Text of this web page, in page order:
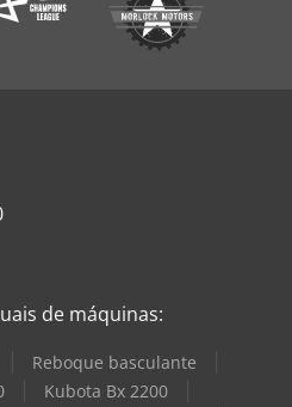
de máquinas:
Reboque basculante
Kubota Bx 2200